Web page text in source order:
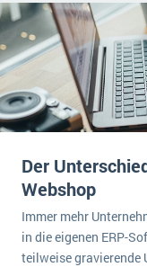
Der
Webshop
Immer mehr
in die eigenen ERP-
teilweise gravierende